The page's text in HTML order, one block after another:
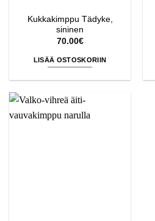
Kukkakimppu Tädyke,
sininen
70.00€
LISÄÄ OSTOSKORIIN